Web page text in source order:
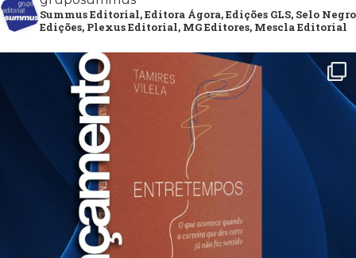
Summus Editorial, Editora Ágora, Edições GLS, Selo Negro
Edições, Plexus Editorial, MG Editores, Mescla Editorial